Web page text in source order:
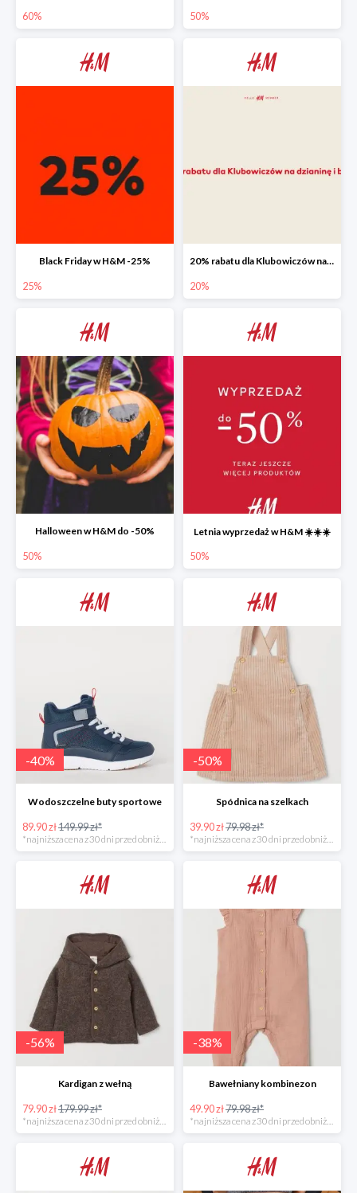
60% 50%
Black Friday w H&M -25%
25%
20% rabatu dla Klubowiczów na dzianinę i bluzy
20%
Halloween w H&M do -50%
50%
Letnia wyprzedaż w H&M ☀️☀️☀️
50%
-40%
Wodoszczelne buty sportowe
89.90 zł149.99 zł*
-50%
Spódnica na szelkach
39.90 zł79.98 zł*
-56%
Kardigan z wełną
79.90 zł179.99 zł*
*najniższa cena z 30 dni przed obniżką
-38%
Bawełniany kombinezon
49.90 zł79.98 zł*
*najniższa cena z 30 dni przed obniżką